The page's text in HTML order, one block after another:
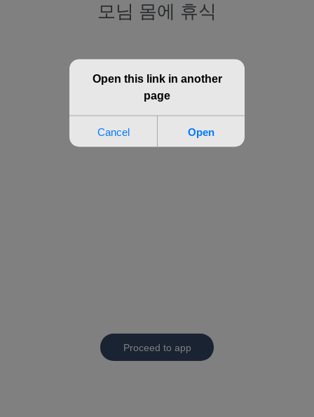
모님 몸에 휴식
Proceed to app